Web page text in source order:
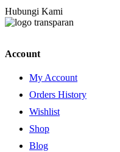
Hubungi Kami
Account
My Account
Orders History
Wishlist
Shop
Blog